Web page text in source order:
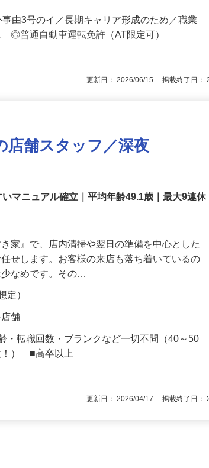
事由3号のイ／長期キャリア形成のため／職業
店舗スタッフ／深夜
いマニュアル確立｜平均年齢49.1歳｜最大9連休
家』で、店内清掃や翌日の準備を中心とした
任せします。お客様の来店も落ち着いているの
少なめです。その…
定）
店舗